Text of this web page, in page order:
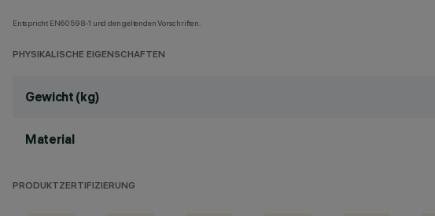
Entspricht EN60598-1 und den geltenden Vorschriften.
PHYSIKALISCHE EIGENSCHAFTEN
Gewicht (kg)
Material
PRODUKTZERTIFIZIERUNG